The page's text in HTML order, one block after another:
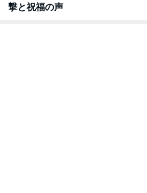
撃と祝福の声